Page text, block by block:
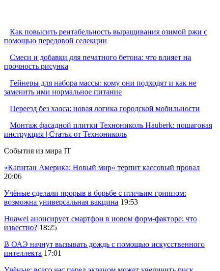
Как повысить рентабельность выращивания озимой ржи с
помощью передовой селекции
Смеси и добавки для печатного бетона: что влияет на
прочность рисунка
Гейнеры для набора массы: кому они подходят и как не
заменить ими нормальное питание
Переезд без хаоса: новая логика городской мобильности
Монтаж фасадной плитки Технониколь Hauberk: пошаговая
инструкция | Статья от Технониколь
События из мира IT
«Капитан Америка: Новый мир» терпит кассовый провал
20:06
Учёные сделали прорыв в борьбе с птичьим гриппом:
возможна универсальная вакцина 19:53
Huawei анонсирует смартфон в новом форм-факторе: что
известно? 18:25
В ОАЭ начнут вызывать дождь с помощью искусственного
интеллекта 17:01